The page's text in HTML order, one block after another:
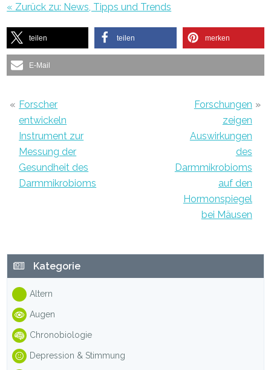
« Zurück zu: News, Tipps und Trends
teilen teilen merken
E-Mail
« Forscher
entwickeln
Instrument zur
Messung der
Gesundheit des
Darmmikrobioms
Forschungen
zeigen
Auswirkungen
des
Darmmikrobioms
auf den
Hormonspiegel
bei Mäusen
»
Haupt-
Sidebar
Kategorie
Altern
Augen
Chronobiologie
Depression & Stimmung